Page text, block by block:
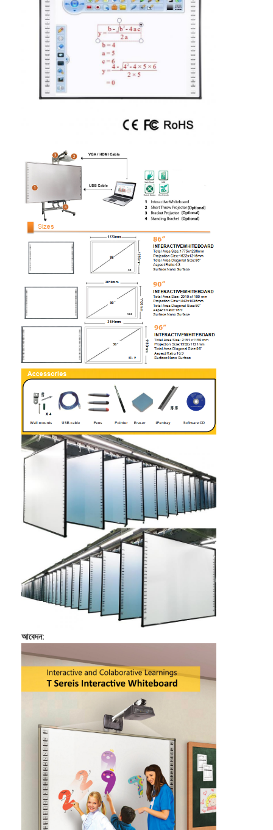
আইবোর্ড ইন্টারেক্টিভ হোয়াইটবোর্ড
আইআর ইন্টারেক্টিভ হোয়াইটবোর্ড
ইনফ্রারেড ইন্টারেক্টিভ হোয়াইটবোর্ড
ইন্টারেক্টিভ ফ্ল্যাট প্যানেল
LED ইন্টারেক্টিভ হোয়াইটবোর্ড
ইন্টারেক্টিভ টাচ স্ক্রিন হোয়াইটবোর্ড
অল ইন ওয়ান ইন্টারেক্টিভ হোয়াইটবোর্ড
পোর্টেবল ইন্টারেক্টিভ হোয়াইটবোর্ড
বুদ্ধিমান ব্ল্যাকবোর্ড
ইন্টারেক্টিভ প্রজেক্টর বোর্ড
ইনফ্রারেড টাচ ফ্রেম
ইন্টারেক্টিভ হোয়াইটবোর্ড স্ট্যান্ড
ভিজ্যুয়ালাইজার ডকুমেন্ট ক্যামেরা
প্রজেক্টর
টাওয়ার স্ক্রিন কিওস্কে
ডিজিটাল সাইনেজ
ডিজিটাল বিজ্ঞাপন মনিটর
পোর্টেবল স্মার্ট স্ক্রিন
আবেদন: